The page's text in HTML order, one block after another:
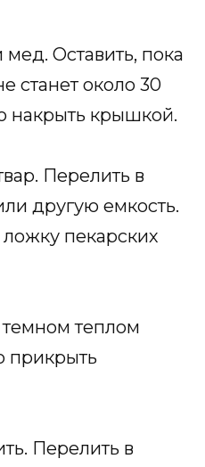
Оставить, пока
станет около 30
накрыть крышкой.
Перелить в
другую емкость.
пекарских
темном теплом
Перелить в